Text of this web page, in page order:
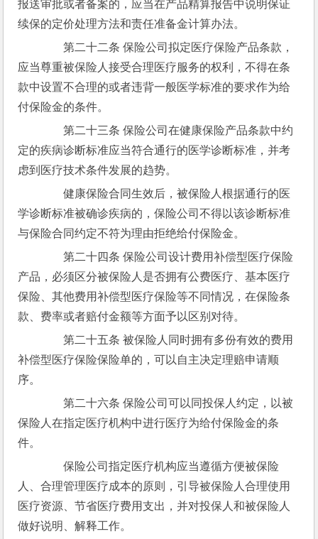
报送审批或者备案的，应当在产品精算报告中说明保证
续保的定价处理方法和责任准备金计算办法。
第二十二条 保险公司拟定医疗保险产品条款，
应当尊重被保险人接受合理医疗服务的权利，不得在条
款中设置不合理的或者违背一般医学标准的要求作为给
付保险金的条件。
第二十三条 保险公司在健康保险产品条款中约
定的疾病诊断标准应当符合通行的医学诊断标准，并考
虑到医疗技术条件发展的趋势。
健康保险合同生效后，被保险人根据通行的医
学诊断标准被确诊疾病的，保险公司不得以该诊断标准
与保险合同约定不符为理由拒绝给付保险金。
第二十四条 保险公司设计费用补偿型医疗保险
产品，必须区分被保险人是否拥有公费医疗、基本医疗
保险、其他费用补偿型医疗保险等不同情况，在保险条
款、费率或者赔付金额等方面予以区别对待。
第二十五条 被保险人同时拥有多份有效的费用
补偿型医疗保险保险单的，可以自主决定理赔申请顺
序。
第二十六条 保险公司可以同投保人约定，以被
保险人在指定医疗机构中进行医疗为给付保险金的条
件。
保险公司指定医疗机构应当遵循方便被保险
人、合理管理医疗成本的原则，引导被保险人合理使用
医疗资源、节省医疗费用支出，并对投保人和被保险人
做好说明、解释工作。